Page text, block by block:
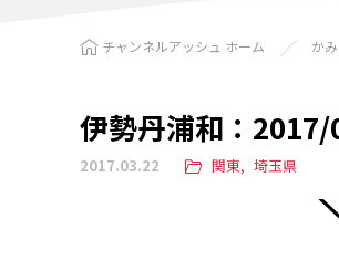
チャンネルアッシュ ホーム か
伊勢丹浦和：
2017.03.22 関東 埼玉県